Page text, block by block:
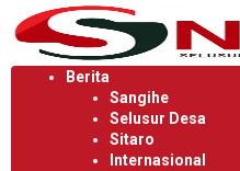
Langsung
ke
konten
Berita
Sangihe
Selusur Desa
Sitaro
Internasional